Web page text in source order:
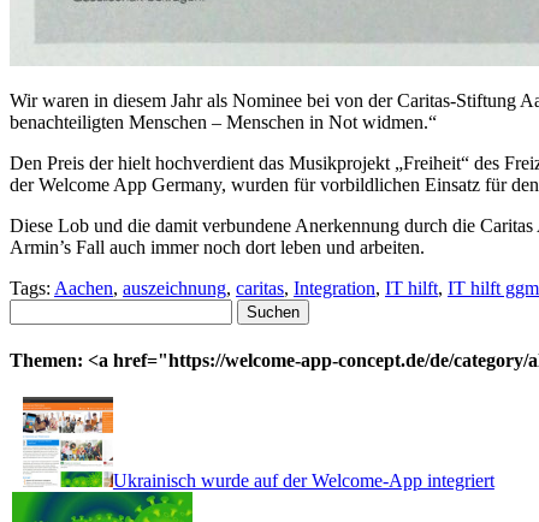
Wir waren in diesem Jahr als Nominee bei von der Caritas-Stiftung
benachteiligten Menschen – Menschen in Not widmen.“
Den Preis der hielt hochverdient das Musikprojekt „Freiheit“ des
der Welcome App Germany, wurden für vorbildlichen Einsatz für
Diese Lob und die damit verbundene Anerkennung durch die
Armin’s Fall auch immer noch dort leben und arbeiten.
Tags: Aachen, auszeichnung, caritas, Integration, IT hilft, IT hilft
nach:
Themen: <a href="https://welcome-app-concept.de/de/
Ukrainisch wurde auf der Welcome-App integriert